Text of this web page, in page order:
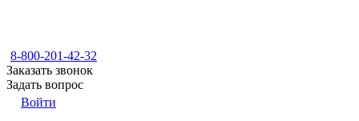
8-800-201-42-32
Заказать звонок
Задать вопрос
Войти